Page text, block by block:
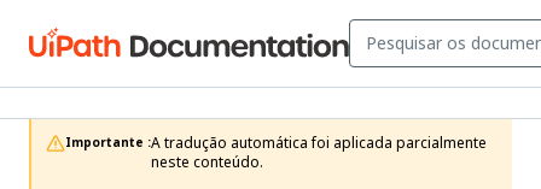
Importante :A tradução automática foi aplicada parcialmente
neste conteúdo.